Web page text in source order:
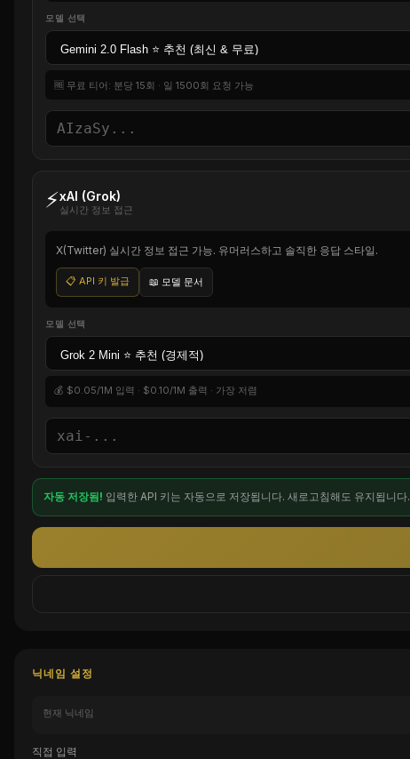
모델 선택
🆓 무료 티어: 분당 15회 · 일 1500회 요청 가능
⚡xAI (Grok)
실시간 정보 접근
X(Twitter) 실시간 정보 접근 가능. 유머러스하고 솔직한 응답 스타일.
📋 API 키 발급 📖 모델 문서
모델 선택
💰 $0.05/1M 입력 · $0.10/1M 출력 · 가장 저렴
자동 저장됨! 입력한 API 키는 자동으로 저장됩니다. 새로고침해도 유지됩니다.
닉네임 설정
현재 닉네임
직접 입력